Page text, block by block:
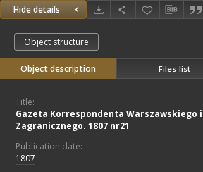
Hide details
Object structure
Object description Files list
Title:
Gazeta Korrespondenta Warszawskiego i
Zagranicznego. 1807 nr21
Publication date:
1807